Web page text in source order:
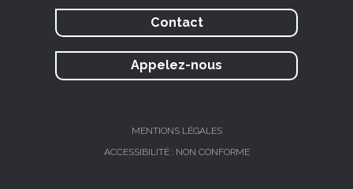
Contact
Appelez-nous
MENTIONS LÉGALES
ACCESSIBILITÉ : NON CONFORME